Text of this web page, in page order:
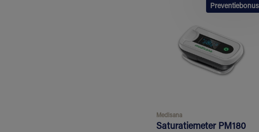
Preventiebonus
Medisana
Saturatiemeter PM180